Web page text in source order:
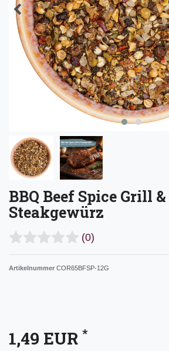
BBQ Beef Spice Grill &
Steakgewürz
(0)
Artikelnummer COR65BFSP-12G
1,49 EUR *